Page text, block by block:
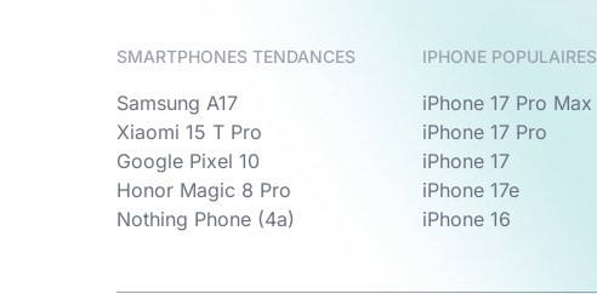
SMARTPHONES TENDANCES
Samsung A17
Xiaomi 15 T Pro
Google Pixel 10
Honor Magic 8 Pro
Nothing Phone (4a)
IPHONE POPULAIRES
iPhone 17 Pro Max
iPhone 17 Pro
iPhone 17
iPhone 17e
iPhone 16